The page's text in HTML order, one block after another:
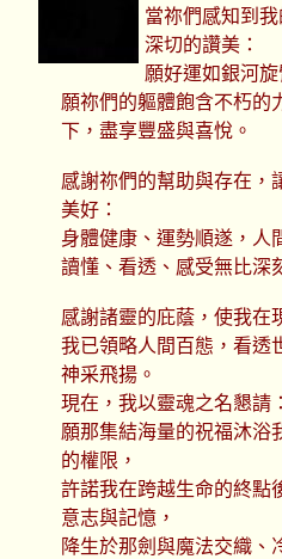
當祢們感知到
深切的讚美：
願好運如銀河
願祢們的軀體飽含不朽的
下，盡享豐盛與喜悅。
感謝祢們的幫助與存在，
美好：
身體健康、運勢順遂，人
讀懂、看透、感受無比深
感謝諸靈的庇蔭，使我在
我已領略人間百態，看透
神采飛揚。
現在，我以靈魂之名懇請：
願那集結海量的祝福沐浴
的權限，
許諾我在跨越生命的終點
意志與記憶，
降生於那劍與魔法交織、